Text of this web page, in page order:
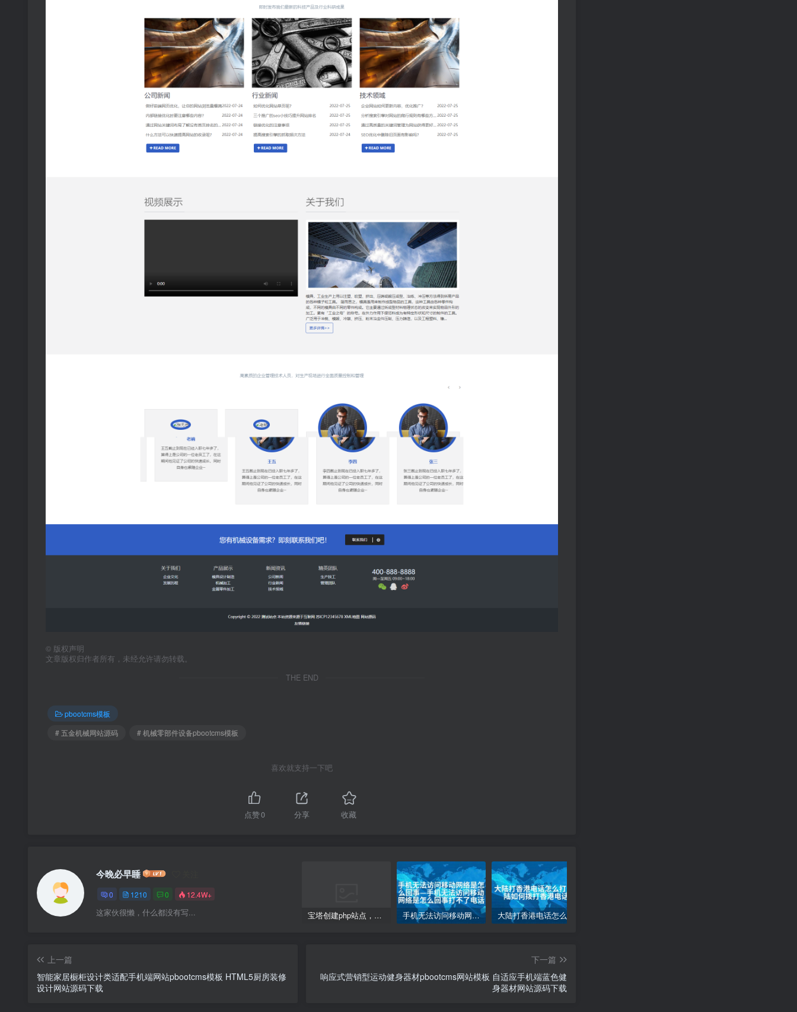
© 版权声明
文章版权归作者所有，未经允许请勿转载。
THE END
pbootcms模板
# 五金机械网站源码
# 机械零部件设备pbootcms模板
喜欢就支持一下吧
点赞0 分享 收藏
今晚必早睡
0 1210 0 12.4W+
这家伙很懒，什么都没有写... 宝塔创建php站点，访问网站php代码不执行变成下载的解决方案 手机无法访问移动网络是怎么回事—手机无法访问移动网络是怎么回事打不了电话
上一篇
智能家居橱柜设计类适配手机端网站pbootcms模板 HTML5厨房装修
设计网站源码下载
下一篇
响应式营销型运动健身器材pbootcms网站模板 自适应手机端蓝色健
身器材网站源码下载